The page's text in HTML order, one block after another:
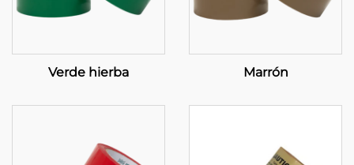
Verde hierba Marrón